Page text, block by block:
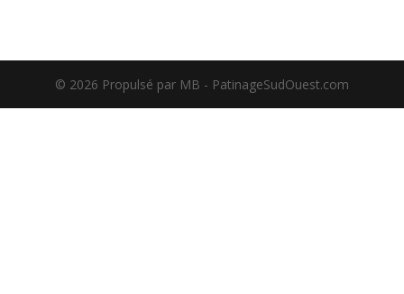
©️ 2026 Propulsé par MB - PatinageSudOuest.com